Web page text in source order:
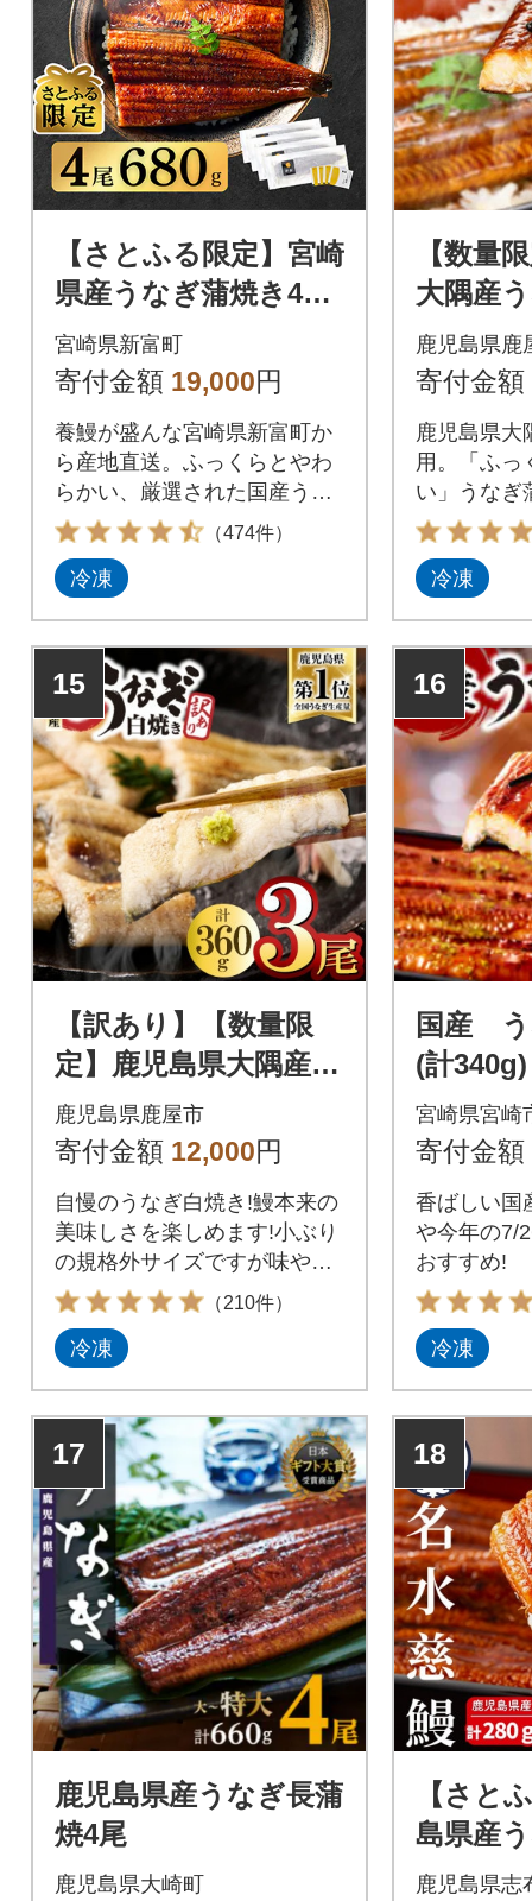
めるだけでできたての味を、
お手軽にご家庭でお楽しみい
ただけます。
【さとふる限定】宮崎
県産うなぎ蒲焼き4尾
(計680g以上!) 【国
産】
宮崎県新富町
寄付金額 19,000円
養鰻が盛んな宮崎県新富町か
ら産地直送。ふっくらとやわ
らかい、厳選された国産うな
ぎをお届けします。
（474件）
冷凍
【数量
大隅産
(計400g)
鹿児島県鹿
寄付金額
鹿児島県大
用。「ふっ
い」うなぎ
す。
冷凍
15
【訳あり】【数量限
定】鹿児島県大隅産う
なぎ白焼3尾 計360g
鹿児島県鹿屋市
寄付金額 12,000円
自慢のうなぎ白焼き!鰻本来の
美味しさを楽しめます!小ぶり
の規格外サイズですが味や品
質は変わりません!
（210件）
冷凍
16
国産 う
(計340g)
宮崎県宮崎
寄付金額
香ばしい国
や今年の7/
おすすめ!
冷凍
17
鹿児島県産うなぎ長蒲
焼4尾
鹿児島県大崎町
18
【さと
島県産
尾(合計
鹿児島県志